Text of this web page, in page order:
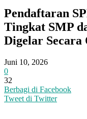
Pendaftaran
Tingkat SMP
Digelar Secara
Juni 10, 2026
0
32
Berbagi di Facebook
Tweet di Twitter